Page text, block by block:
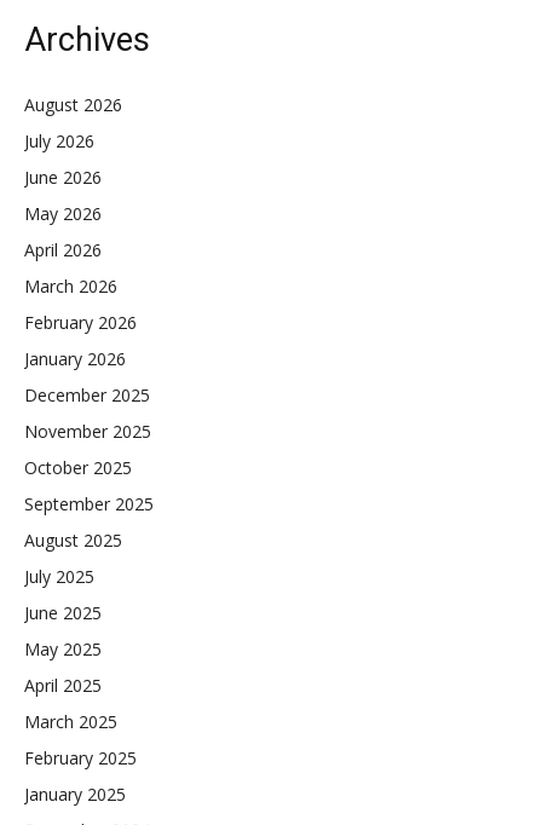
Archives
August 2026
July 2026
June 2026
May 2026
April 2026
March 2026
February 2026
January 2026
December 2025
November 2025
October 2025
September 2025
August 2025
July 2025
June 2025
May 2025
April 2025
March 2025
February 2025
January 2025